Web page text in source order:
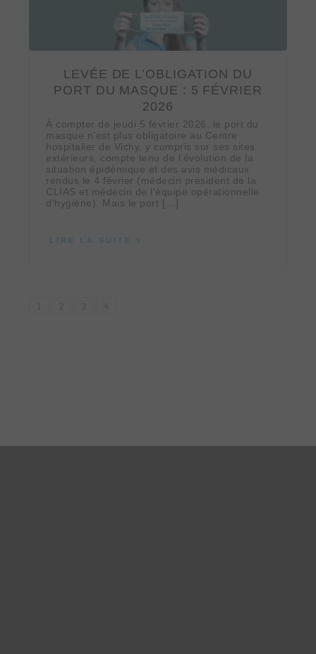
LEVÉE DE L’OBLIGATION DU
PORT DU MASQUE : 5 FÉVRIER
2026
À compter de jeudi 5 février 2026, le port du
masque n’est plus obligatoire au Centre
hospitalier de Vichy, y compris sur ses sites
extérieurs, compte tenu de l’évolution de la
situation épidémique et des avis médicaux
rendus le 4 février (médecin président de la
CLIAS et médecin de l’équipe opérationnelle
d’hygiène). Mais le port […]
LIRE LA SUITE